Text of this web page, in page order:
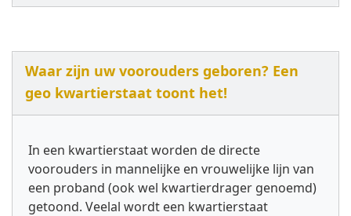
Waar zijn uw voorouders geboren? Een
geo kwartierstaat toont het!
In een kwartierstaat worden de directe
voorouders in mannelijke en vrouwelijke lijn van
een proband (ook wel kwartierdrager genoemd)
getoond. Veelal wordt een kwartierstaat